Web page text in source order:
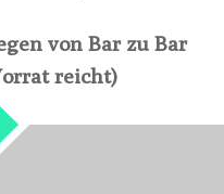
von Bar zu Bar
reicht)